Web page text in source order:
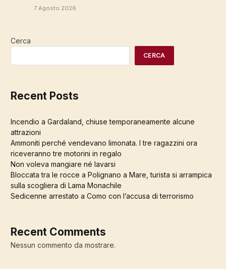
7 Agosto 2026
Cerca
CERCA
Recent Posts
Incendio a Gardaland, chiuse temporaneamente alcune
attrazioni
Ammoniti perché vendevano limonata. I tre ragazzini ora
riceveranno tre motorini in regalo
Non voleva mangiare né lavarsi
Bloccata tra le rocce a Polignano a Mare, turista si arrampica
sulla scogliera di Lama Monachile
Sedicenne arrestato a Como con l’accusa di terrorismo
Recent Comments
Nessun commento da mostrare.